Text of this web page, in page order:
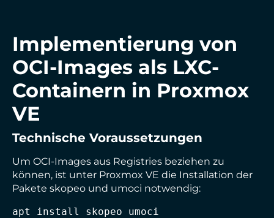
Implementierung von
OCI-Images als LXC-
Containern in Proxmox
VE
Technische Voraussetzungen
Um OCI-Images aus Registries beziehen zu
können, ist unter Proxmox VE die Installation der
Pakete skopeo und umoci notwendig:
apt install skopeo umoci